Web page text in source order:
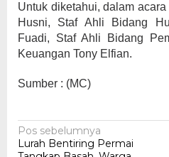
Untuk diketahui, dalam
Husni, Staf Ahli Bidang
Fuadi, Staf Ahli Bidang
Keuangan Tony Elfian.
Sumber : (MC)
Navigasi
Pos sebelumnya
Lurah Bentiring Permai